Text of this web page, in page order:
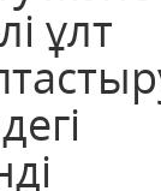
ұлт